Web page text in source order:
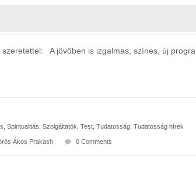
A jövőben is izgalmas, színes, új
, Spiritualitás, Szolgáltatók, Test, Tudatosság, Tudatosság hírek
Ákos Prakash 0 Comments